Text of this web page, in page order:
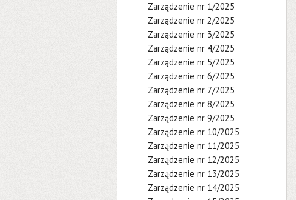
Zarządzenie nr 1/2025
Zarządzenie nr 2/2025
Zarządzenie nr 3/2025
Zarządzenie nr 4/2025
Zarządzenie nr 5/2025
Zarządzenie nr 6/2025
Zarządzenie nr 7/2025
Zarządzenie nr 8/2025
Zarządzenie nr 9/2025
Zarządzenie nr 10/2025
Zarządzenie nr 11/2025
Zarządzenie nr 12/2025
Zarządzenie nr 13/2025
Zarządzenie nr 14/2025